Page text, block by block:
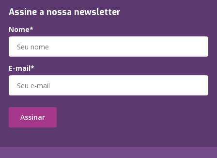
Assine a nossa newsletter
Nome*
E-mail*
Assinar